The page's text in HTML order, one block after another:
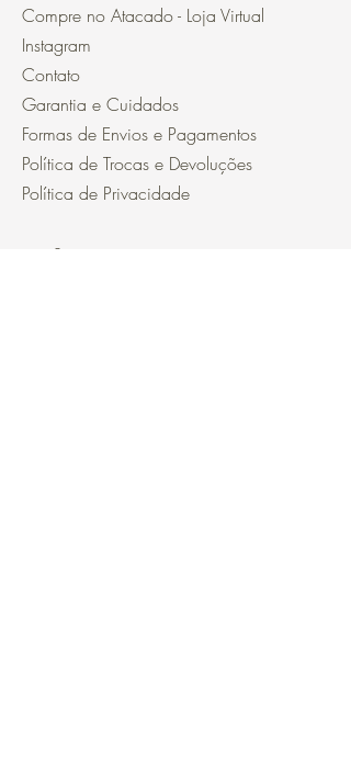
Compre no Atacado - Loja Virtual
Instagram
Contato
Garantia e Cuidados
Formas de Envios e Pagamentos
Política de Trocas e Devoluções
Política de Privacidade
Segurança